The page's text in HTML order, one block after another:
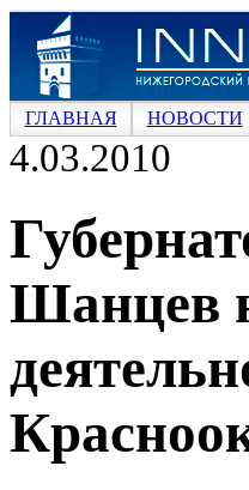
ГЛАВНАЯ НОВОСТИ
4.03.2010
Шанцев